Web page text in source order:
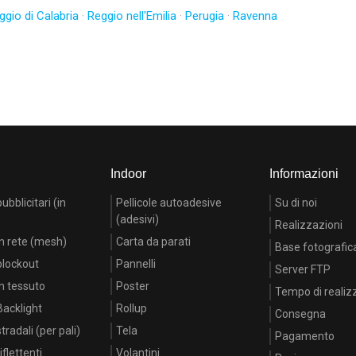
di Calabria · Reggio nell'Emilia · Perugia · Ravenna
(in
rete (mesh)
tessuto
(per pali)
Indoor
Pellicole autoadesive
(adesivi)
Carta da parati
Pannelli
Poster
Rollup
Tela
Volantini
Informazioni
Su di noi
Realizzazioni
Base
Server FTP
Tempo di
Consegna
Pagamento